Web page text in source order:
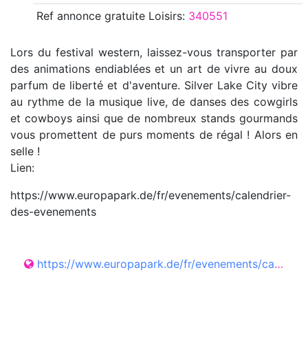
Ref annoncegratuite Loisirs: 340551
Lors du festival western, laissez-vous transporter par
des animations endiablées et un art de vivre au doux
parfum de liberté et d'aventure. Silver Lake City vibre
au rythme de la musique live, de danses des cowgirls
et cowboys ainsi que de nombreux stands gourmands
vous promettent de purs moments de régal ! Alors en
selle !
Lien:
https://www.europapark.de/fr/evenements/calendrier-
des-evenements
https://www.europapark.de/fr/evenements/calendrier-des-evenements